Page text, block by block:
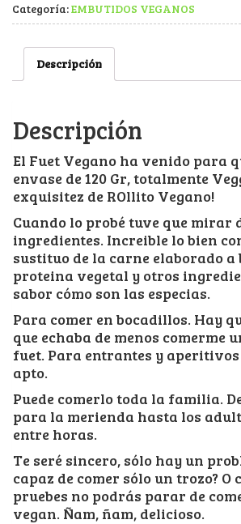
Categoría:EMBUTIDOS VEGANOS
Descripción
Descripción
El Fuet Vegano ha venido para
envase de 120 Gr, totalmente
exquisitez de ROllito Vegano!
Cuando lo probé tuve que mirar
ingredientes. Increible lo bien
sustituo de la carne elaborado a
proteina vegetal y otros
sabor cómo son las especias.
Para comer en bocadillos. Hay
que echaba de menos comerme
fuet. Para entrantes y aperitivos
apto.
Puede comerlo toda la familia.
para la merienda hasta los
entre horas.
Te seré sincero, sólo hay un
capaz de comer sólo un trozo? O
pruebes no podrás parar de
vegan. Ñam, ñam, delicioso.